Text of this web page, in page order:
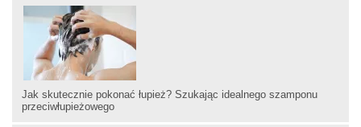
Jak skutecznie pokonać łupież? Szukając idealnego szamponu
przeciwłupieżowego